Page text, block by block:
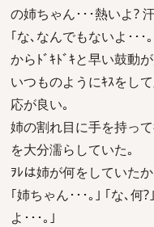
の姉ちゃん･･･熱いよ?
｢な､なんでもないよ･･
からﾄﾞｷﾄﾞｷと早い鼓動
いつものようにｷｽをし
応が良い｡
姉の割れ目に手を持っ
を大分濡らしていた｡
ｦﾚは姉が何をしていた
｢姉ちゃん･･･｡｣ ｢な､何
よ･･･｡｣